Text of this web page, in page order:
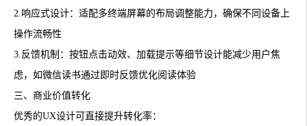
2.‌响应式设计：适配多终端屏幕的布局调整能力，确保不同设备上
操作流畅性
3.‌反馈机制：按钮点击动效、加载提示等细节设计能减少用户焦
虑，如微信读书通过即时反馈优化阅读体验
三、商业价值转化
优秀的UX设计可直接提升转化率：